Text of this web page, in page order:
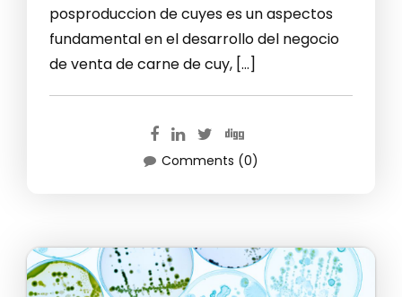
posproduccion de cuyes es un aspectos
fundamental en el desarrollo del negocio
de venta de carne de cuy, […]
Comments (0)